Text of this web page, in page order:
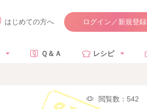
はじめての方へ ログイン／新規登録
Ｑ＆Ａ レシピ
閲覧数：542